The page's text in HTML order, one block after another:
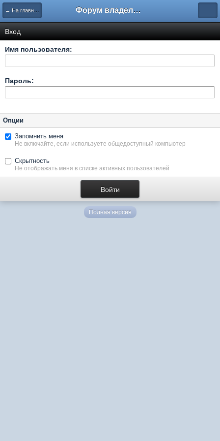
← На главную Форум владельцев интернет-магазинов
Вход
Имя пользователя:
Пароль:
Опции
Запомнить меня
Не включайте, если используете общедоступный компьютер
Скрытность
Не отображать меня в списке активных пользователей
Полная версия